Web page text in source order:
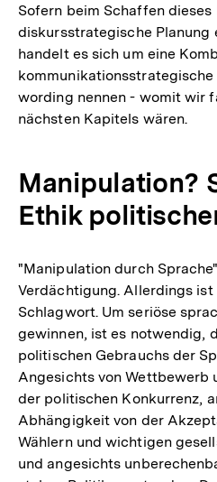
Sofern beim Schaffen
diskursstrategische Planung
handelt es sich um eine
wording nennen - womit wir
nächsten Kapitels wären.
Manipulation?
Ethik
"Manipulation durch
Verdächtigung. Allerdings
Schlagwort. Um seriöse
gewinnen, ist es notwendig,
politischen Gebrauchs der
Angesichts von Wettbewerb
der politischen Konkurrenz,
Abhängigkeit von der
Wählern und wichtigen
und angesichts